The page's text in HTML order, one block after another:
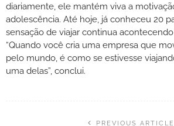
diariamente, ele mantém viva a
adolescência. Até hoje, já conheceu 20
sensação de viajar continua
“Quando você cria uma empresa que
pelo mundo, é como se estivesse
uma delas”, conclui.
PREVIOUS ARTICLE